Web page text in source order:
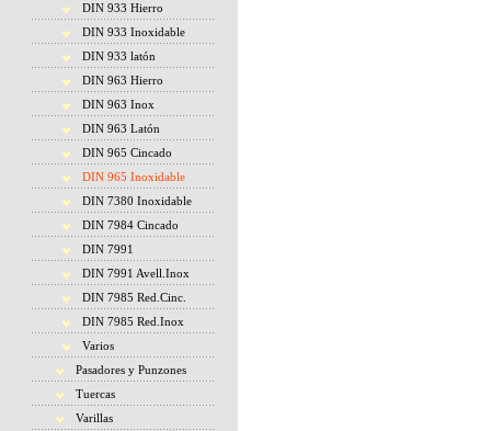
DIN 933 Hierro
DIN 933 Inoxidable
DIN 933 latón
DIN 963 Hierro
DIN 963 Inox
DIN 963 Latón
DIN 965 Cincado
DIN 965 Inoxidable
DIN 7380 Inoxidable
DIN 7984 Cincado
DIN 7991
DIN 7991 Avell.Inox
DIN 7985 Red.Cinc.
DIN 7985 Red.Inox
Varios
Pasadores y Punzones
Tuercas
Varillas